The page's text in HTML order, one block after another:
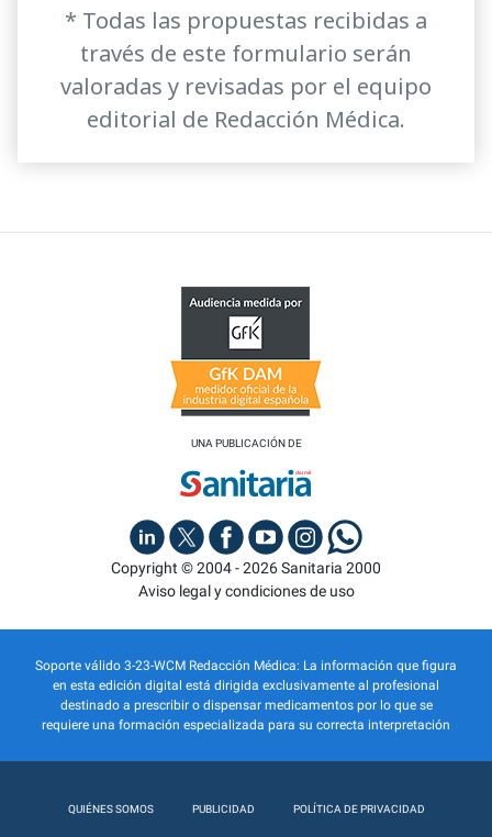
* Todas las propuestas recibidas a
través de este formulario serán
valoradas y revisadas por el equipo
editorial de Redacción Médica.
UNA PUBLICACIÓN DE
Copyright © 2004 - 2026 Sanitaria 2000
Aviso legal y condiciones de uso
Soporte válido 3-23-WCM Redacción Médica: La información que figura
en esta edición digital está dirigida exclusivamente al profesional
destinado a prescribir o dispensar medicamentos por lo que se
requiere una formación especializada para su correcta interpretación
QUIÉNES SOMOS PUBLICIDAD POLÍTICA DE PRIVACIDAD